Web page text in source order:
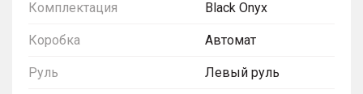
Комплектация Black Onyx
Коробка Автомат
Руль Левый руль